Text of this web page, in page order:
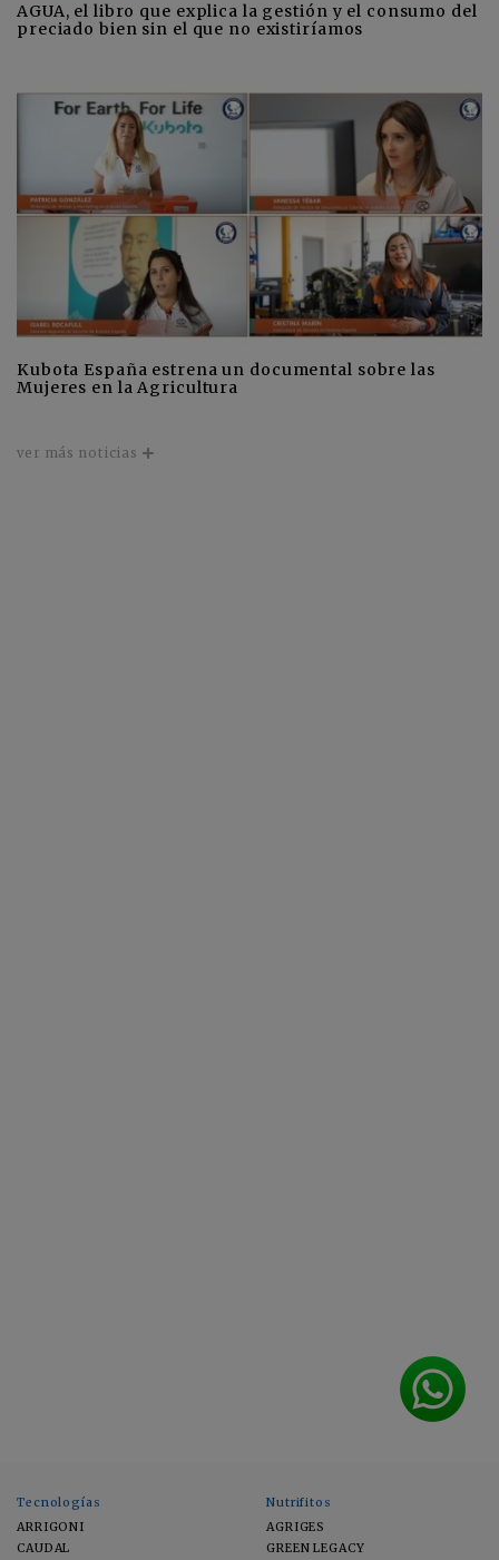
AGUA, el libro que explica la gestión y el consumo del
preciado bien sin el que no existiríamos
Kubota España estrena un documental sobre las
Mujeres en la Agricultura
ver más noticias
Tecnologías
ARRIGONI
CAUDAL
Nutrifitos
AGRIGES
GREEN LEGACY